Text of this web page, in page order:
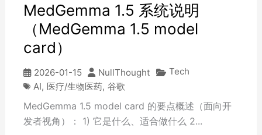
MedGemma 1.5 系统说明
（MedGemma 1.5 model
card）
2026-01-15 NullThought
Tech
AI, 医疗/生物医药, 谷歌
MedGemma 1.5 model card 的要点概述（面向开
发者视角）： 1) 它是什么、适合做什么 2...